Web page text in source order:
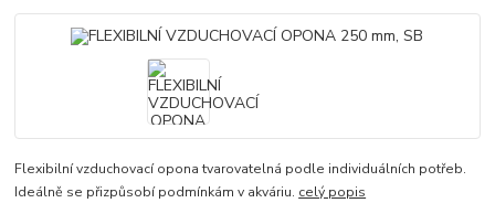
Flexibilní vzduchovací opona tvarovatelná podle individuálních potřeb.
Ideálně se přizpůsobí podmínkám v akváriu. celý popis